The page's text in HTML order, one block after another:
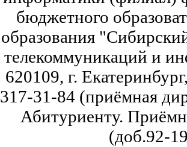
бюджетного
образования
телекоммуникаций и
620109, г.
317-31-84 (приёмная
Абитуриенту.
(доб.92-